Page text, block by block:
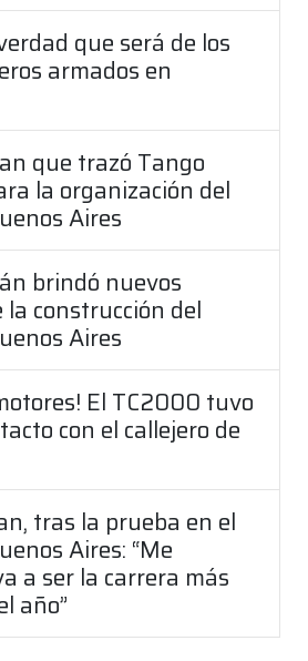
que será de los
armados en
que trazó Tango
la organización del
Aires
brindó nuevos
construcción del
Aires
El TC2000 tuvo
con el callejero de
tras la prueba en el
Aires: “Me
a ser la carrera más
año”